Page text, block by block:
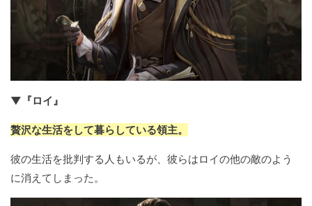
▼『ロイ』
贅沢な生活をして暮らしている領主。
彼の生活を批判する人もいるが、彼らはロイの他の敵のよう
に消えてしまった。